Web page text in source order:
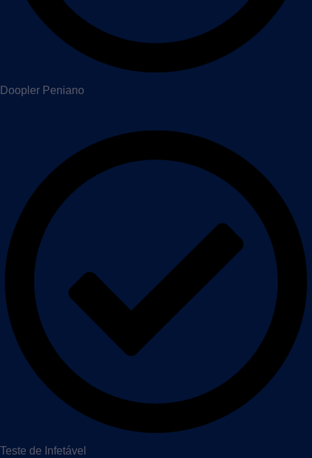
Doopler Peniano
Teste de Infetável